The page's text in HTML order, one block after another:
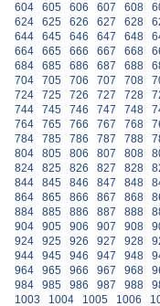
604
605 606 607 608
624
625 626 627 628
644
645 646 647 648
664
665 666 667 668
684
685 686 687 688
704
705 706 707 708
724
725 726 727 728
744
745 746 747 748
764
765 766 767 768
784
785 786 787 788
804
805 806 807 808
824
825 826 827 828
844
845 846 847 848
864
865 866 867 868
884
885 886 887 888
904
905 906 907 908
924
925 926 927 928
944
945 946 947 948
964
965 966 967 968
984
985 986 987 988
1003
1004 1005 1006